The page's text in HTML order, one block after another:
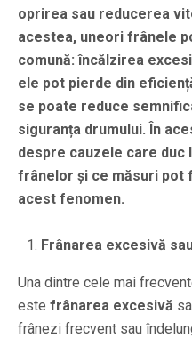
oprirea sau reducerea
acestea, uneori frânele
comună:încălzirea
ele pot pierde din
se poate reduce
siguranța drumului. În
despre cauzele care duc
frânelor și ce măsuri pot
acest fenomen.
Frânarea excesivă
Una dintre cele mai
este frânarea excesivă
frânezi frecvent sau